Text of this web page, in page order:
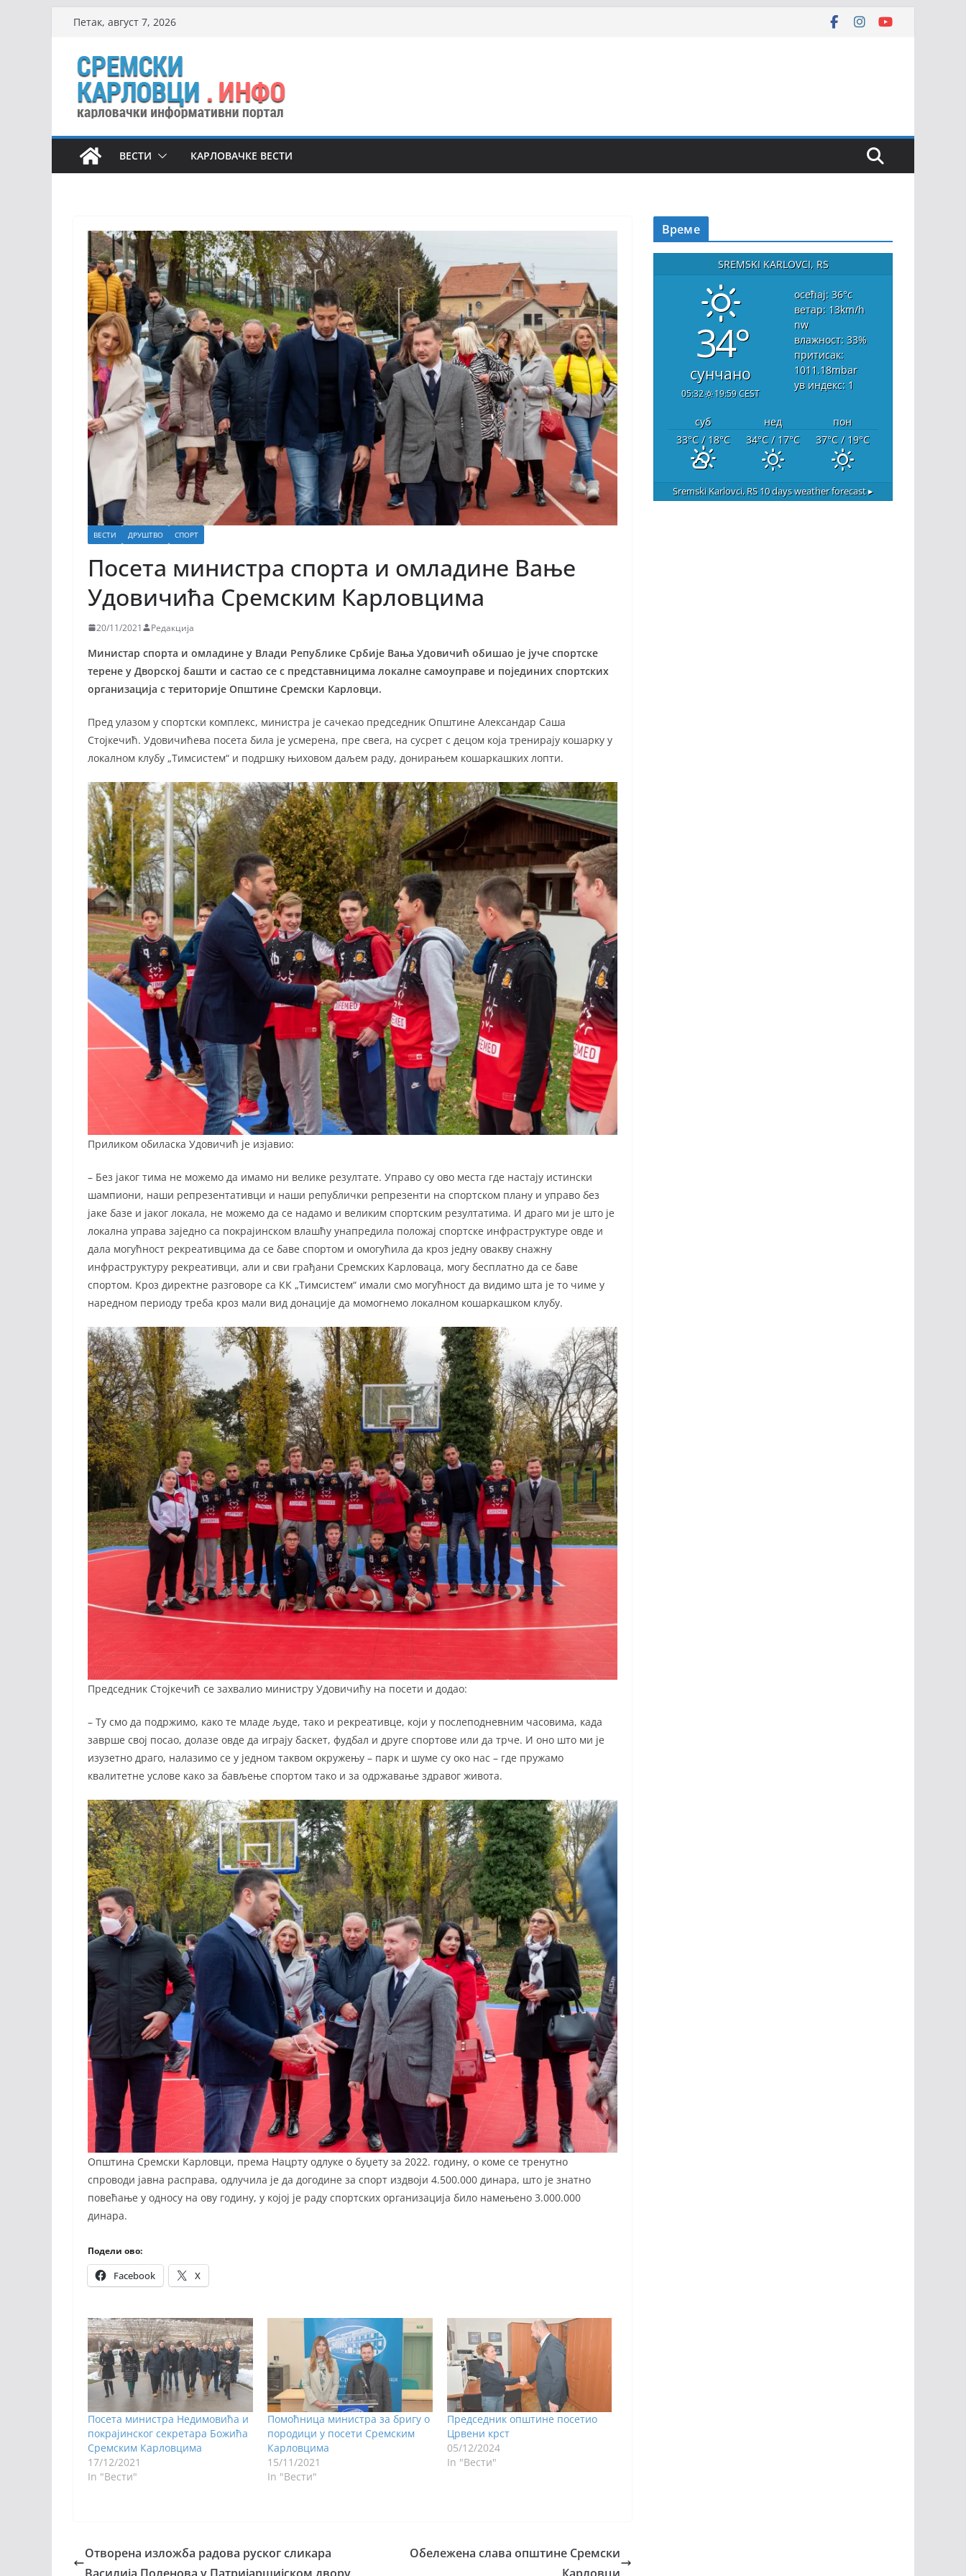
content
Петак, август 7, 2026
ВЕСТИ КАРЛОВАЧКЕ ВЕСТИ
ВЕСТИ ДРУШТВО СПОРТ
Посета министра спорта и омладине Вање
Удовичића Сремским Карловцима
20/11/2021 Редакција
Министар спорта и омладине у Влади Републике Србије Вања Удовичић обишао је јуче спортске
терене у Дворској башти и састао се с представницима локалне самоуправе и појединих спортских
организација с територије Општине Сремски Карловци.
Пред улазом у спортски комплекс, министра је сачекао председник Општине Александар Саша
Стојкечић. Удовичићева посета била је усмерена, пре свега, на сусрет с децом која тренирају кошарку у
локалном клубу „Тимсистем“ и подршку њиховом даљем раду, донирањем кошаркашких лопти.
Приликом обиласка Удовичић је изјавио:
– Без јаког тима не можемо да имамо ни велике резултате. Управо су ово места где настају истински
шампиони, наши репрезентативци и наши републички репрезенти на спортском плану и управо без
јаке базе и јаког локала, не можемо да се надамо и великим спортским резултатима. И драго ми је што је
локална управа заједно са покрајинском влашћу унапредила положај спортске инфраструктуре овде и
дала могућност рекреативцима да се баве спортом и омогућила да кроз једну овакву снажну
инфраструктуру рекреативци, али и сви грађани Сремских Карловаца, могу бесплатно да се баве
спортом. Кроз директне разговоре са КК „Тимсистем“ имали смо могућност да видимо шта је то чиме у
наредном периоду треба кроз мали вид донације да момогнемо локалном кошаркашком клубу.
Председник Стојкечић се захвалио министру Удовичићу на посети и додао:
– Ту смо да подржимо, како те младе људе, тако и рекреативце, који у послеподневним часовима, када
заврше свој посао, долазе овде да играју баскет, фудбал и друге спортове или да трче. И оно што ми је
изузетно драго, налазимо се у једном таквом окружењу – парк и шуме су око нас – где пружамо
квалитетне услове како за бављење спортом тако и за одржавање здравог живота.
Општина Сремски Карловци, према Нацрту одлуке о буџету за 2022. годину, о коме се тренутно
спроводи јавна расправа, одлучила је да догодине за спорт издвоји 4.500.000 динара, што је знатно
повећање у односу на ову годину, у којој је раду спортских организација било намењено 3.000.000
динара.
Подели ово:
Facebook X
Посета министра Недимовића и
покрајинског секретара Божића
Сремским Карловцима
17/12/2021
In "Вести"
Помоћница министра за бригу о
породици у посети Сремским
Карловцима
15/11/2021
In "Вести"
Председник општине посетио
Црвени крст
05/12/2024
In "Вести"
Отворена изложба радова руског сликара
Обележена слава општине Сремски
Време
SREMSKI KARLOVCI, RS
34°
сунчано
05:32 19:59 CEST
осећај: 36°c
ветар: 13km/h
nw
влажност: 33%
притисак:
1011.18mbar
ув индекс: 1
суб нед
пон
33°C/ 18°C 34°C/ 17°C 37°C/ 19°C
Sremski Karlovci, RS10 days weather forecast ▸